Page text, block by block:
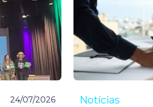
24/07/2026 Notícias